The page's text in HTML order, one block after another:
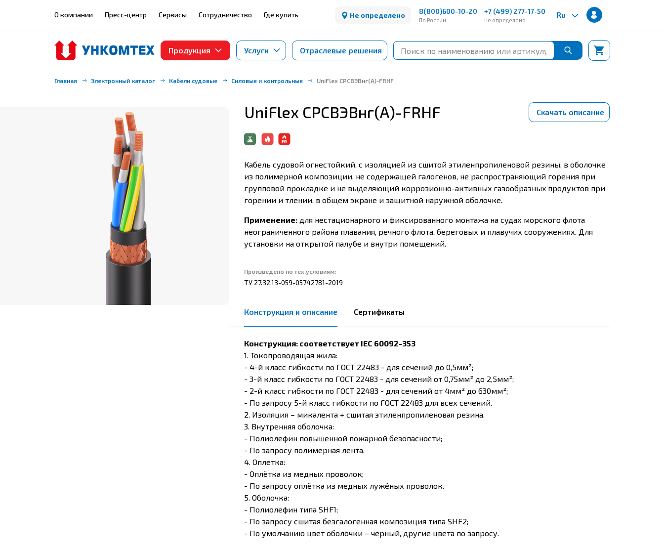
О компании Пресс-центр Сервисы Сотрудничество Где купить Не определено 8(800)600-10-20
По России
+7 (499) 277-17-50
Не определено
Ru
Продукция Услуги Отраслевые решения
Главная Электронный каталог Кабели судовые Силовые и контрольные UniFlex СРСВЭВнг(А)-FRHF
UniFlex СРСВЭВнг(А)-FRHF Скачать описание
Кабель судовой огнестойкий, с изоляцией из сшитой этиленпропиленовой резины, в оболочке
из полимерной композиции, не содержащей галогенов, не распространяющий горения при
групповой прокладке и не выделяющий коррозионно-активныx газообразныx продуктов при
горении и тлении, в общем экране и защитной наружной оболочке.
Применение: для нестационарного и фиксированного монтажа на судах морского флота
неограниченного района плавания, речного флота, береговых и плавучих сооружениях. Для
установки на открытой палубе и внутри помещений.
Произведено по тех.условиям:
ТУ 27.32.13-059-05742781-2019
Конструкция и описание Сертификаты
Конструкция: соответствует IEC 60092-353
1. Токопроводящая жила:
- 4-й класс гибкости по ГОСТ 22483 - для сечений до 0,5мм²;
- 3-й класс гибкости по ГОСТ 22483 - для сечений от 0,75мм² до 2,5мм²;
- 2-й класс гибкости по ГОСТ 22483 - для сечений от 4мм² до 630мм²;
- По запросу 5-й класс гибкости по ГОСТ 22483 для всех сечений.
2. Изоляция – микалента + сшитая этиленпропиленовая резина.
3. Внутренняя оболочка:
- Полиолефин повышенной пожарной безопасности;
- По запросу полимерная лента.
4. Оплетка:
- Оплётка из медных проволок;
- По запросу оплётка из медных лужёных проволок.
5. Оболочка:
- Полиолефин типа SHF1;
- По запросу сшитая безгалогенная композиция типа SHF2;
- По умолчанию цвет оболочки – чёрный, другие цвета по запросу.